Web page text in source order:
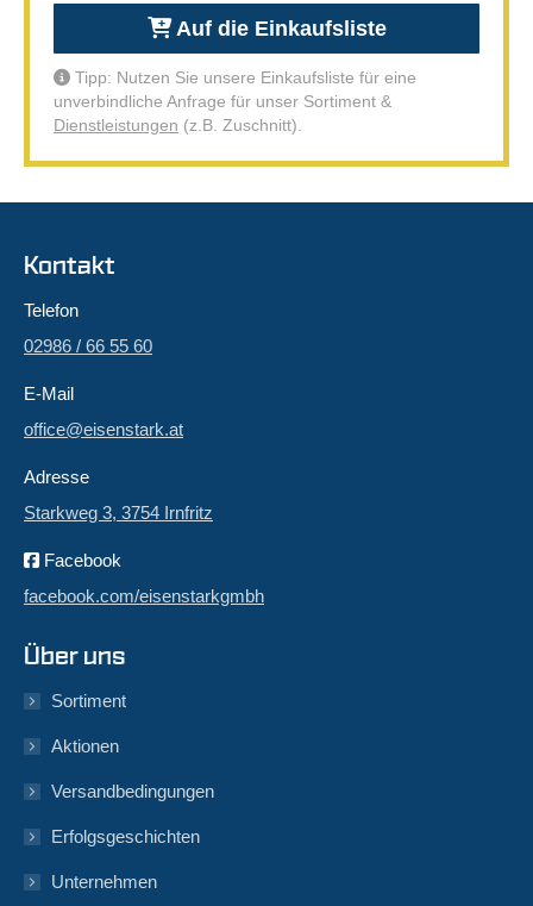
Auf die Einkaufsliste
Tipp: Nutzen Sie unsere Einkaufsliste für eine
unverbindliche Anfrage für unser Sortiment &
Dienstleistungen (z.B. Zuschnitt).
Kontakt
Telefon
02986 / 66 55 60
E-Mail
office@eisenstark.at
Adresse
Starkweg 3, 3754 Irnfritz
Facebook
facebook.com/eisenstarkgmbh
Über uns
Sortiment
Aktionen
Versandbedingungen
Erfolgsgeschichten
Unternehmen